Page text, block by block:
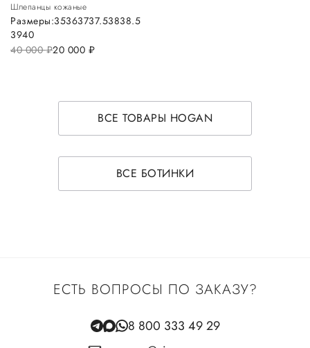
Шлепанцы кожаные
40 000руб.20 000 руб.
Размеры:35363737.53838.5
3940
ВСЕ ТОВАРЫ HOGAN
ВСЕ БОТИНКИ
ЕСТЬ ВОПРОСЫ ПО ЗАКАЗУ?
8 800 333 49 29